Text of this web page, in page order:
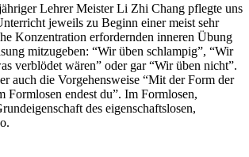
Lehrer Meister Li Zhi Chang pflegte uns
jeweils zu Beginn einer meist sehr
Konzentration erfordernden inneren Übung
mitzugeben: “Wir üben schlampig”, “Wir
verblödet wären” oder gar “Wir üben nicht”.
auch die Vorgehensweise “Mit der Form der
Formlosen endest du”. Im Formlosen,
des eigenschaftslosen,